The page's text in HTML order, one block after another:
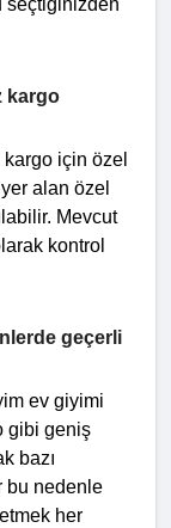
seçtiğinizden
kargo
için özel
alan özel
Mevcut
kontrol
geçerli
ev giyimi
gibi geniş
bazı
bu nedenle
her